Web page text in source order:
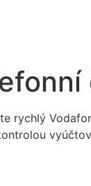
rychlý